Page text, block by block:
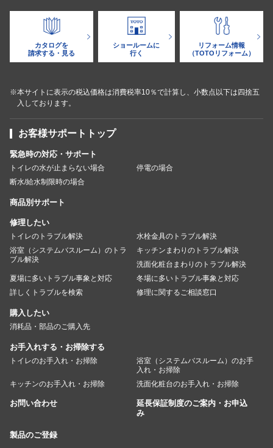
カタログを
請求する・見る
ショールームに
行く
リフォーム情報
（TOTOリフォーム）
※本サイトに表示の税込価格は消費税率10％で計算し、小数点以下は四捨五
入しております。
お客様サポートトップ
緊急時の対応・サポート
トイレの水が止まらない場合
停電の場合
断水/給水制限時の場合
商品別サポート
修理したい
トイレのトラブル解決
水栓金具のトラブル解決
浴室（システムバスルーム）のトラ
ブル解決
キッチンまわりのトラブル解決
洗面化粧台まわりのトラブル解決
夏場に多いトラブル事象と対応
冬場に多いトラブル事象と対応
詳しくトラブルを検索
修理に関するご相談窓口
購入したい
消耗品・部品のご購入先
お手入れする・お掃除する
トイレのお手入れ・お掃除
浴室（システムバスルーム）のお手
入れ・お掃除
キッチンのお手入れ・お掃除
洗面化粧台のお手入れ・お掃除
お問い合わせ
延長保証制度のご案内・お申込
み
製品のご登録